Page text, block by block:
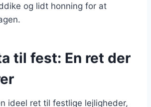
og lidt honning for at
til fest: En ret der
ideel ret til festlige lejligheder,